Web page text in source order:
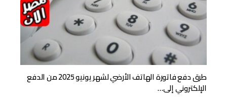
طرق دفع فاتورة الهاتف الأرضي لشهر يونيو 2025 من الدفع
الإلكتروني إلى…